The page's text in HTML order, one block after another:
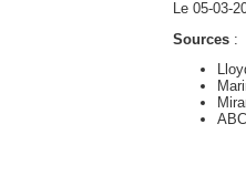
Le 05-03-
Sources: